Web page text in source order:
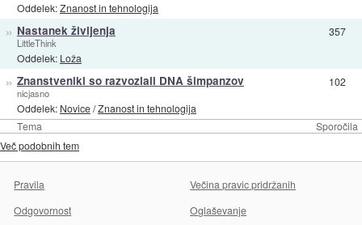
Tema Sporočila
Oddelek:Znanost in tehnologija
» Nastanek življenja
LittleThink
Oddelek: Loža
357
» Znanstveniki so razvozlali DNA šimpanzov
nicjasno
Oddelek: Novice/Znanost in tehnologija
102
Več podobnih tem
Pravila
Večina pravic pridržanih
Odgovornost
Oglaševanje